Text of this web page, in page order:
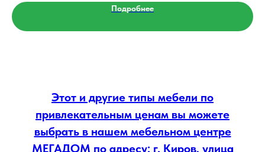
Подробнее
Этот и другие типы мебели по
привлекательным ценам вы можете
выбрать в нашем мебельном центре
МЕГАДОМ по адресу: г. Киров, улица